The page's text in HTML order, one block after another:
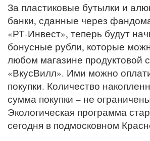
За пластиковые бутылки и
банки, сданные через
«РТ-Инвест», теперь будут
бонусные рубли, которые
любом магазине продуктовой
«ВкусВилл». Ими можно
покупки. Количество
сумма покупки – не
Экологическая программа
сегодня в подмосковном